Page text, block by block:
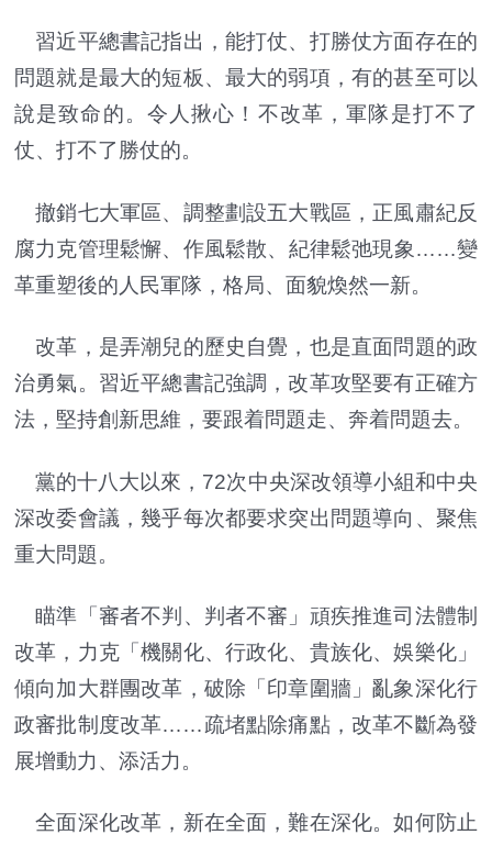
習近平總書記指出，能打仗、打勝仗方面存在的
問題就是最大的短板、最大的弱項，有的甚至可以
說是致命的。令人揪心！不改革，軍隊是打不了
仗、打不了勝仗的。
撤銷七大軍區、調整劃設五大戰區，正風肅紀反
腐力克管理鬆懈、作風鬆散、紀律鬆弛現象……變
革重塑後的人民軍隊，格局、面貌煥然一新。
改革，是弄潮兒的歷史自覺，也是直面問題的政
治勇氣。習近平總書記強調，改革攻堅要有正確方
法，堅持創新思維，要跟着問題走、奔着問題去。
黨的十八大以來，72次中央深改領導小組和中央
深改委會議，幾乎每次都要求突出問題導向、聚焦
重大問題。
瞄準「審者不判、判者不審」頑疾推進司法體制
改革，力克「機關化、行政化、貴族化、娛樂化」
傾向加大群團改革，破除「印章圍牆」亂象深化行
政審批制度改革……疏堵點除痛點，改革不斷為發
展增動力、添活力。
全面深化改革，新在全面，難在深化。如何防止